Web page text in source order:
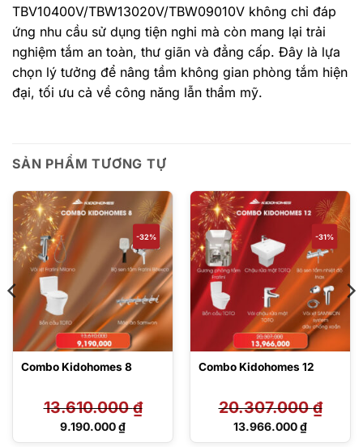
TBV10400V/TBW13020V/TBW09010V không chỉ đáp
ứng nhu cầu sử dụng tiện nghi mà còn mang lại trải
nghiệm tắm an toàn, thư giãn và đẳng cấp. Đây là lựa
chọn lý tưởng để nâng tầm không gian phòng tắm hiện
đại, tối ưu cả về công năng lẫn thẩm mỹ.
SẢN PHẨM TƯƠNG TỰ
-32%
Combo Kidohomes 8
13.610.000₫
Giá
9.190.000₫
Giá
-31%
Combo Kidohomes 12
20.307.000₫
Giá
13.966.000₫
Giá